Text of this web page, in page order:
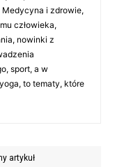
i zdrowie,
człowieka,
nowinki z
sport, a w
to tematy, które
artykuł